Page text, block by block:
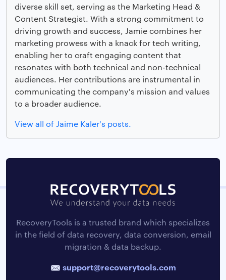
diverse skill set, serving as the Marketing Head &
Content Strategist. With a strong commitment to
driving growth and success, Jamie combines her
marketing prowess with a knack for tech writing,
enabling her to craft engaging content that
resonates with both technical and non-technical
audiences. Her contributions are instrumental in
communicating the company's mission and values
to a broader audience.
View all of Jaime Kaler's posts.
RecoveryTools is a trusted brand which specializes
in the field of data recovery, data conversion, email
migration & data backup.
support@recoverytools.com